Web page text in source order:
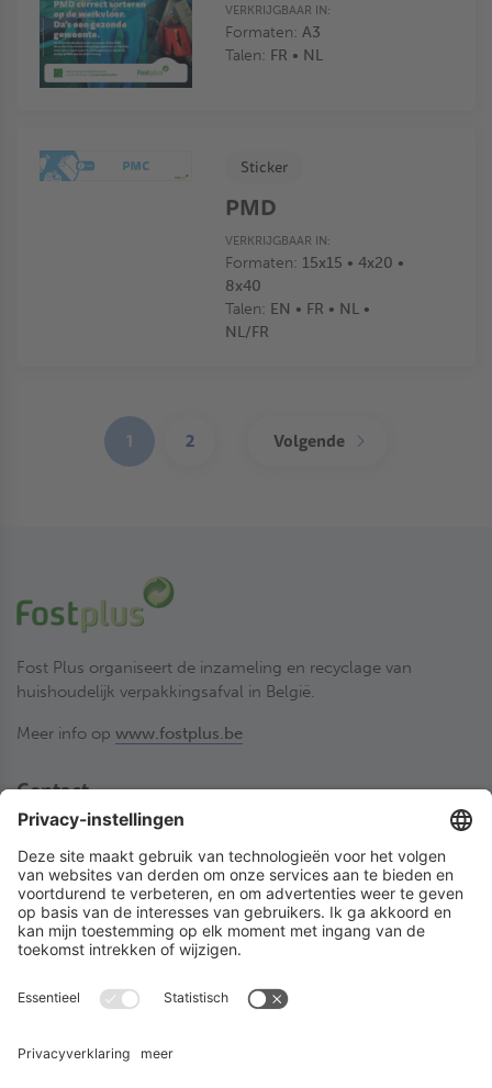
VERKRIJGBAAR IN:
Formaten: A3
Talen: FR • NL
Sticker
PMD
VERKRIJGBAAR IN:
Formaten: 15x15 • 4x20 •
8x40
Talen: EN • FR • NL •
NL/FR
Paginering 1
(current)
2 Volgende
Fost Plus organiseert de inzameling en recyclage van
huishoudelijk verpakkingsafval in België.
Meer info op www.fostplus.be
Contact
Fost Plus VZW
Olympiadenlaan 2
BE-1140 Brussel
02 775 03 50